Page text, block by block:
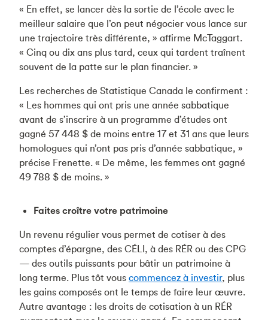
« En effet, se lancer dès la sortie de l’école avec le
meilleur salaire que l’on peut négocier vous lance sur
une trajectoire très différente, » affirme McTaggart.
« Cinq ou dix ans plus tard, ceux qui tardent traînent
souvent de la patte sur le plan financier. »
Les recherches de Statistique Canada le confirment :
« Les hommes qui ont pris une année sabbatique
avant de s’inscrire à un programme d’études ont
gagné 57 448 $ de moins entre 17 et 31 ans que leurs
homologues qui n’ont pas pris d’année sabbatique, »
précise Frenette. « De même, les femmes ont gagné
49 788 $ de moins. »
Faites croître votre patrimoine
Un revenu régulier vous permet de cotiser à des
comptes d’épargne, des CÉLI, à des RÉR ou des CPG
— des outils puissants pour bâtir un patrimoine à
long terme. Plus tôt vous commencez à investir, plus
les gains composés ont le temps de faire leur œuvre.
Autre avantage : les droits de cotisation à un RÉR